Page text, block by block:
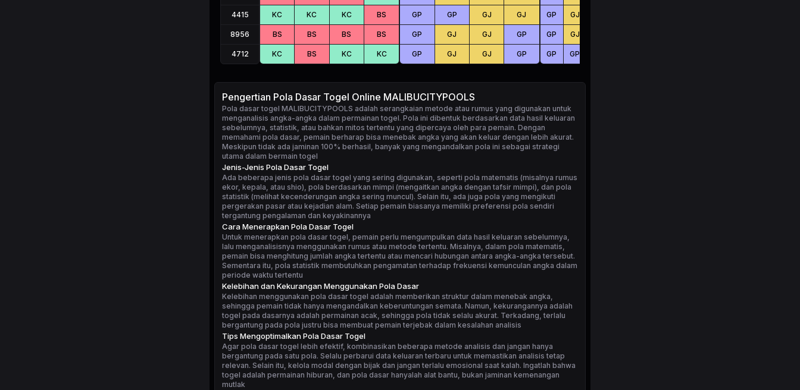
4415
8956
4712
KC KC KC BS
BS BS BS BS
KC BS KC KC
GP GP GJ GJ
GP GJ GJ GP
GP GJ GJ GP
GP GJ
GP GJ
GP GP
Pengertian Pola Dasar Togel Online MALIBUCITYPOOLS
Pola dasar togel MALIBUCITYPOOLS adalah serangkaian metode atau rumus yang digunakan untuk
menganalisis angka-angka dalam permainan togel. Pola ini dibentuk berdasarkan data hasil keluaran
sebelumnya, statistik, atau bahkan mitos tertentu yang dipercaya oleh para pemain. Dengan
memahami pola dasar, pemain berharap bisa menebak angka yang akan keluar dengan lebih akurat.
Meskipun tidak ada jaminan 100% berhasil, banyak yang mengandalkan pola ini sebagai strategi
utama dalam bermain togel
Jenis-Jenis Pola Dasar Togel
Ada beberapa jenis pola dasar togel yang sering digunakan, seperti pola matematis (misalnya rumus
ekor, kepala, atau shio), pola berdasarkan mimpi (mengaitkan angka dengan tafsir mimpi), dan pola
statistik (melihat kecenderungan angka sering muncul). Selain itu, ada juga pola yang mengikuti
pergerakan pasar atau kejadian alam. Setiap pemain biasanya memiliki preferensi pola sendiri
tergantung pengalaman dan keyakinannya
Cara Menerapkan Pola Dasar Togel
Untuk menerapkan pola dasar togel, pemain perlu mengumpulkan data hasil keluaran sebelumnya,
lalu menganalisisnya menggunakan rumus atau metode tertentu. Misalnya, dalam pola matematis,
pemain bisa menghitung jumlah angka tertentu atau mencari hubungan antara angka-angka tersebut.
Sementara itu, pola statistik membutuhkan pengamatan terhadap frekuensi kemunculan angka dalam
periode waktu tertentu
Kelebihan dan Kekurangan Menggunakan Pola Dasar
Kelebihan menggunakan pola dasar togel adalah memberikan struktur dalam menebak angka,
sehingga pemain tidak hanya mengandalkan keberuntungan semata. Namun, kekurangannya adalah
togel pada dasarnya adalah permainan acak, sehingga pola tidak selalu akurat. Terkadang, terlalu
bergantung pada pola justru bisa membuat pemain terjebak dalam kesalahan analisis
Tips Mengoptimalkan Pola Dasar Togel
Agar pola dasar togel lebih efektif, kombinasikan beberapa metode analisis dan jangan hanya
bergantung pada satu pola. Selalu perbarui data keluaran terbaru untuk memastikan analisis tetap
relevan. Selain itu, kelola modal dengan bijak dan jangan terlalu emosional saat kalah. Ingatlah bahwa
togel adalah permainan hiburan, dan pola dasar hanyalah alat bantu, bukan jaminan kemenangan
mutlak